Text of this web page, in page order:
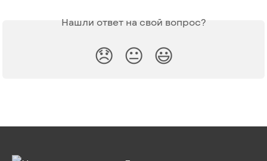
Нашли ответ на свой вопрос?
😞 😐 😃